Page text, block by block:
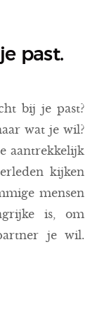
past.
bij je past?
wat je wil?
aantrekkelijk
kijken
mensen
is, om
je wil.